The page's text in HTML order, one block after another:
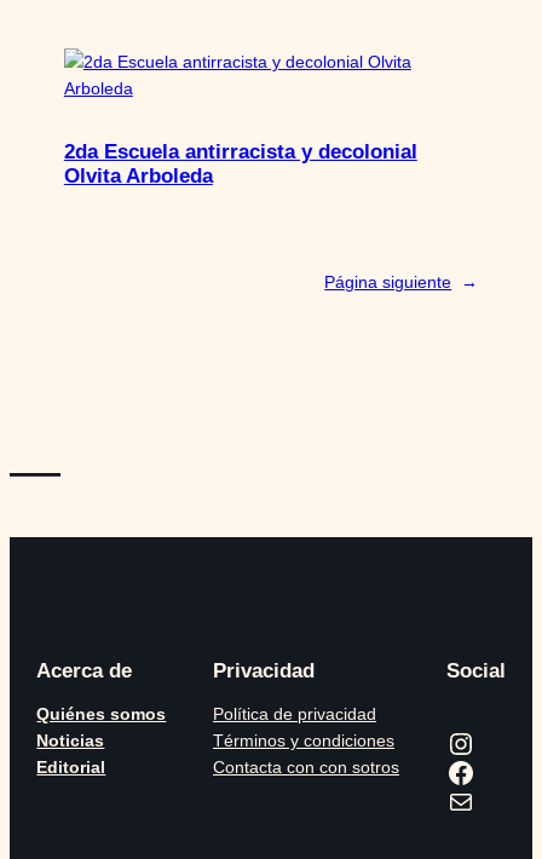
2da Escuela antirracista y decolonial
Olvita Arboleda
Página siguiente →
—
Acerca de
Quiénes somos
Noticias
Editorial
Privacidad
Política de privacidad
Términos y condiciones
Contacta con con sotros
Social
Instagram
Facebook
Correo electrónico